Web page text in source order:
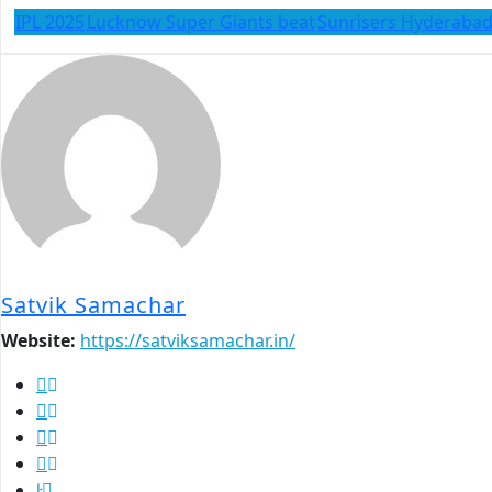
IPL 2025 Lucknow Super Giants beatSunrisers
Satvik Samachar
Website: https://satviksamachar.in/